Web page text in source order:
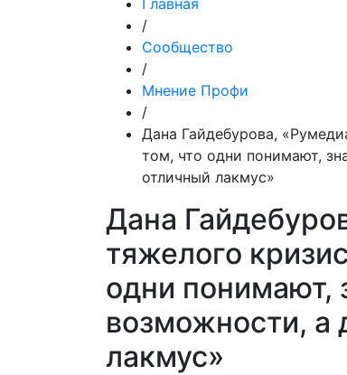
Главная
/
Сообщество
/
Мнение Профи
/
Дана Гайдебурова,
том, что одни понимают,
отличный лакмус»
Дана
тяжелого
одни понимают,
возможности, а
лакмус»